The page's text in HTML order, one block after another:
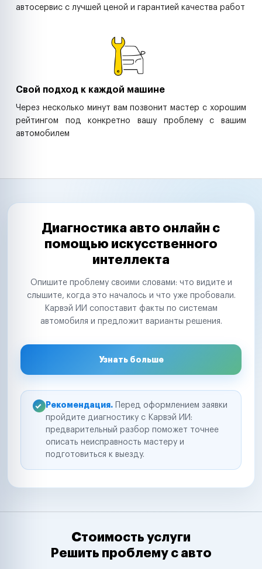
автосервис с лучшей ценой и гарантией качества работ
Свой подход к каждой машине
Через несколько минут вам позвонит мастер с хорошим
рейтингом под конкретно вашу проблему с вашим
автомобилем
Диагностика авто онлайн с
помощью искусственного
интеллекта
Опишите проблему своими словами: что видите и
слышите, когда это началось и что уже пробовали.
Карвэй ИИ сопоставит факты по системам
автомобиля и предложит варианты решения.
Узнать больше
Рекомендация. Перед оформлением заявки
пройдите диагностику с Карвэй ИИ:
предварительный разбор поможет точнее
описать неисправность мастеру и
подготовиться к выезду.
Стоимость услуги
Решить проблему с авто